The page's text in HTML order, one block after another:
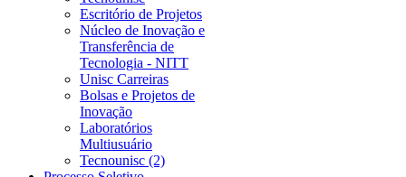
Escritório de Projetos
Núcleo de Inovação e
Transferência de
Tecnologia - NITT
Unisc Carreiras
Bolsas e Projetos de
Inovação
Laboratórios
Multiusuário
Tecnounisc (2)